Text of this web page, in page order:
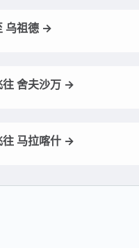
乌祖德 →
往 舍夫沙万 →
往 马拉喀什 →